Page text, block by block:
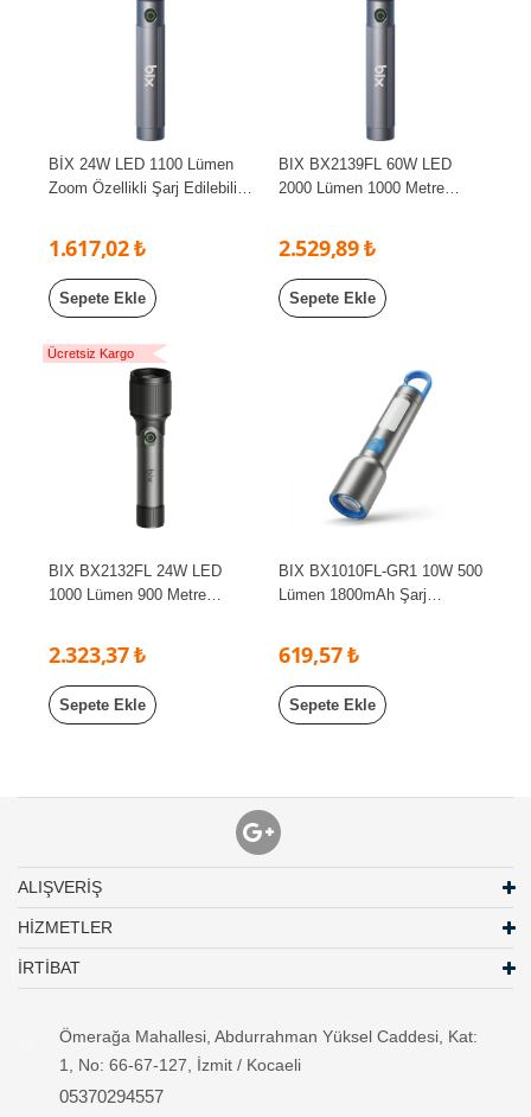
BİX 24W LED 1100 Lümen
Zoom Özellikli Şarj Edilebilir
1.617,02 ₺
Sepete Ekle
BIX BX2139FL 60W LED
2000 Lümen 1000 Metre
2.529,89 ₺
Sepete Ekle
Ücretsiz Kargo
BIX BX2132FL 24W LED
1000 Lümen 900 Metre
2.323,37 ₺
Sepete Ekle
BIX BX1010FL-GR1 10W 500
Lümen 1800mAh Şarj
619,57 ₺
Sepete Ekle
ALIŞVERİŞ
HİZMETLER
İRTİBAT
Ömerağa Mahallesi, Abdurrahman Yüksel Caddesi, Kat:
1, No: 66-67-127, İzmit / Kocaeli
05370294557